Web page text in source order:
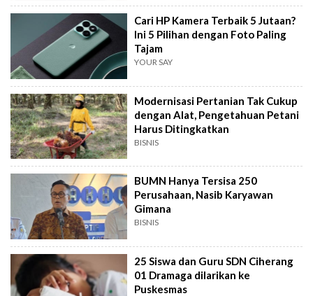
Cari HP Kamera Terbaik 5 Jutaan?
Ini 5 Pilihan dengan Foto Paling
Tajam
YOUR SAY
Modernisasi Pertanian Tak Cukup
dengan Alat, Pengetahuan Petani
Harus Ditingkatkan
BISNIS
BUMN Hanya Tersisa 250
Perusahaan, Nasib Karyawan
Gimana
BISNIS
25 Siswa dan Guru SDN Ciherang
01 Dramaga dilarikan ke
Puskesmas